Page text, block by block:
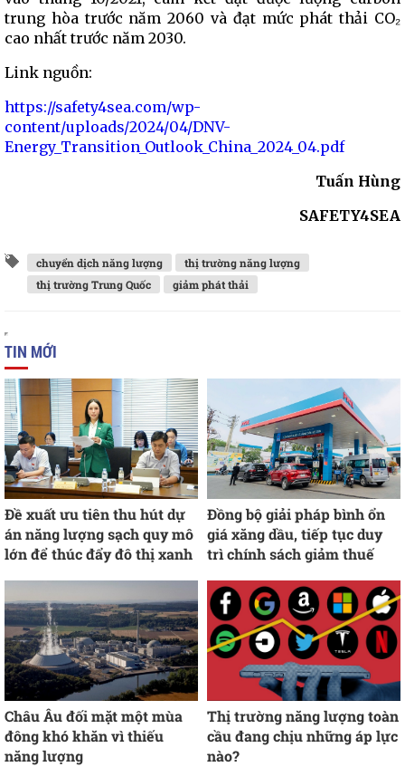
trung hòa trước năm 2060 và đạt mức phát thải CO₂
cao nhất trước năm 2030.
Link nguồn:
https://safety4sea.com/wp-
content/uploads/2024/04/DNV-
Energy_Transition_Outlook_China_2024_04.pdf
Tuấn Hùng
SAFETY4SEA
chuyển dịch năng lượng
thị trường năng lượng
thị trường Trung Quốc
giảm phát thải
TIN MỚI
Đề xuất ưu tiên thu hút dự
án năng lượng sạch quy mô
lớn để thúc đẩy đô thị xanh
Đồng bộ giải pháp bình ổn
giá xăng dầu, tiếp tục duy
trì chính sách giảm thuế
Châu Âu đối mặt một mùa
đông khó khăn vì thiếu
năng lượng
Thị trường năng lượng toàn
cầu đang chịu những áp lực
nào?